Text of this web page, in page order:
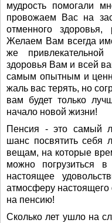
мудрость помогали
провожаем Вас на
отменного
Желаем Вам всегда
же
здоровья Вам и всей
самым опытным и
жаль вас терять, но
вам будет только
начало новой жизни!
Пенсия - это самый
шанс посвятить себя
вещам, на которые
можно погрузиться
настоящее
атмосферу
на пенсию!
Сколько лет ушло на